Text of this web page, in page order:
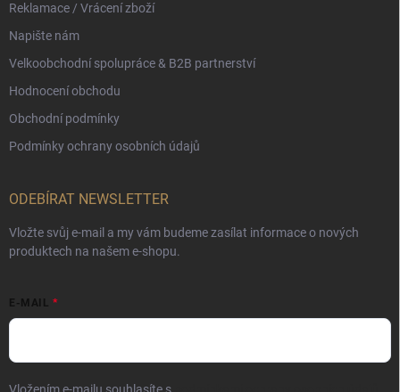
Reklamace / Vrácení zboží
Napište nám
Velkoobchodní spolupráce & B2B partnerství
Hodnocení obchodu
Obchodní podmínky
Podmínky ochrany osobních údajů
ODEBÍRAT NEWSLETTER
Vložte svůj e-mail a my vám budeme zasílat informace o nových
produktech na našem e-shopu.
E-MAIL